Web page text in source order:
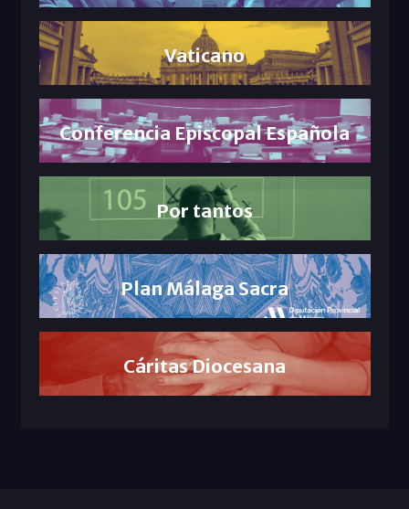
Vaticano
Conferencia Episcopal Española
Por tantos
Plan Málaga Sacra
Cáritas Diocesana